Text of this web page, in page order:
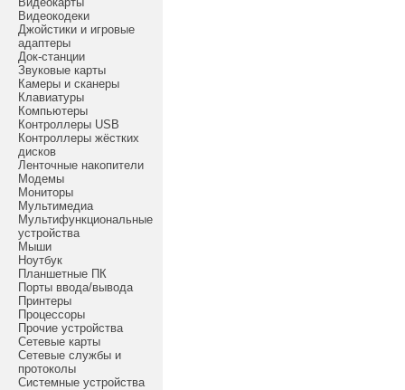
Видеокодеки
Джойстики и игровые
адаптеры
Док-станции
Звуковые карты
Камеры и сканеры
Клавиатуры
Компьютеры
Контроллеры USB
Контроллеры жёстких
дисков
Ленточные накопители
Модемы
Мониторы
Мультимедиа
Мультифункциональные
устройства
Мыши
Ноутбук
Планшетные ПК
Порты ввода/вывода
Принтеры
Процессоры
Прочие устройства
Сетевые карты
Сетевые службы и
протоколы
Системные устройства